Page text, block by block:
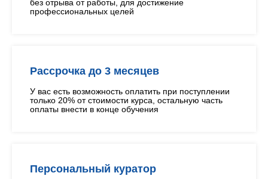
без отрыва от работы, для достижение
профессиональных целей
Рассрочка до 3 месяцев
У вас есть возможность оплатить при поступлении
только 20% от стоимости курса, остальную часть
оплаты внести в конце обучения
Персональный куратор